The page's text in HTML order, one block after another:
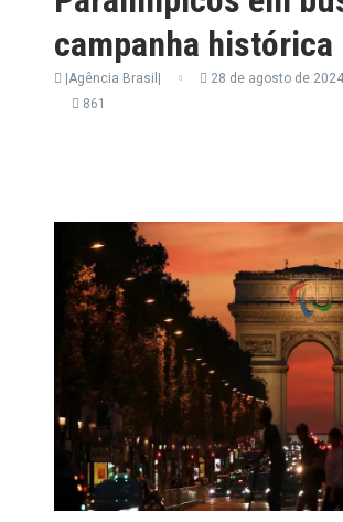
campanha histórica
|Agência Brasil|
28 de agosto de
861